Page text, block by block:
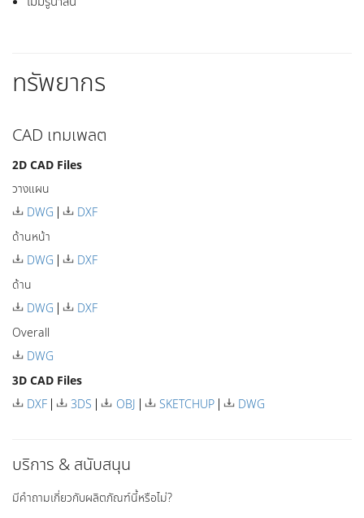
ทรัพยากร
CAD เทมเพลต
2D CAD Files
วางแผน
DWG
DXF
ด้านหน้า
DWG
DXF
ด้าน
DWG
DXF
Overall
DWG
3D CAD Files
DXF
3DS OBJ SKETCHUP DWG
บริการ & สนับสนุน
มีคำถามเกี่ยวกับผลิตภัณฑ์นี้หรือไม่?